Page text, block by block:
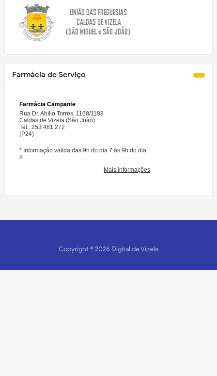
Farmácia de Serviço
Copyright ©2026 Digital de Vizela